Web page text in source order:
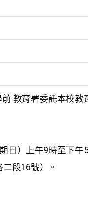
教育署委託本校教
日）上午9時至下午5
段16號）。